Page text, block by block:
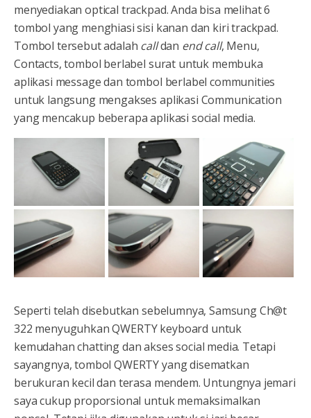
menyediakan optical trackpad. Anda bisa melihat 6
tombol yang menghiasi sisi kanan dan kiri trackpad.
Tombol tersebut adalah calldan end call, Menu,
Contacts, tombol berlabel surat untuk membuka
aplikasi message dan tombol berlabel communities
untuk langsung mengakses aplikasi Communication
yang mencakup beberapa aplikasi social media.
Seperti telah disebutkan sebelumnya, Samsung Ch@t
322 menyuguhkan QWERTY keyboard untuk
kemudahan chatting dan akses social media. Tetapi
sayangnya, tombol QWERTY yang disematkan
berukuran kecil dan terasa mendem. Untungnya jemari
saya cukup proporsional untuk memaksimalkan